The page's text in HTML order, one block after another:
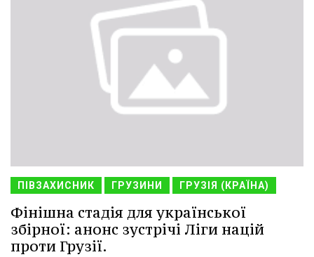
ПІВЗАХИСНИК ГРУЗИНИ ГРУЗІЯ (КРАЇНА)
Фінішна стадія для української
збірної: анонс зустрічі Ліги націй
проти Грузії.